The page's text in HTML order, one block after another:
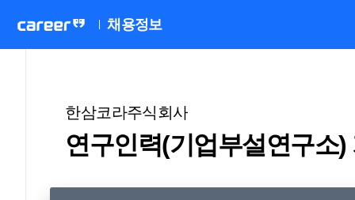
채용정보
한삼코라주식회사
연구인력(기업부설연구소